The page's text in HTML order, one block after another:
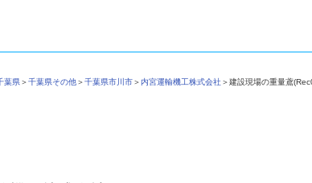
葉県＞千葉県その他＞千葉県市川市＞内宮運輸機工株式会社＞建設現場の重量鳶